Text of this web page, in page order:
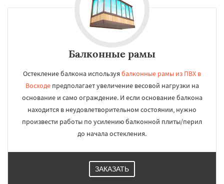
Балконные рамы
Остекление балкона используя балконные рамы из ПВХ в
Восходепредполагает увеличение весовой нагрузки на
основание и само ограждение. И если основание балкона
находится в неудовлетворительном состоянии, нужно
произвести работы по усилению балконной плиты/перил
до начала остекления.
ЗАКАЗАТЬ